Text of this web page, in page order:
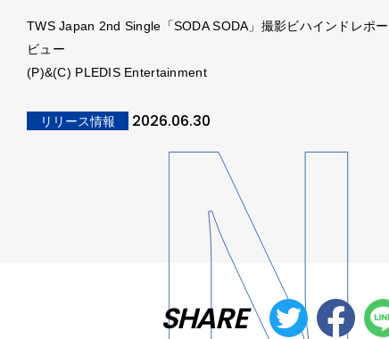
TWS Japan 2nd Single「SODA SODA」撮影ビハインドレポ
ビュー
(P)&(C) PLEDIS Entertainment
リリース情報 2026.06.30
SHARE